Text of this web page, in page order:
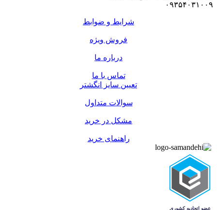
۰۹۳۵۴۰۳۱۰۰۹
شرایط و ضوابط
فروش ویژه
درباره ما
تماس با ما
تعیین سایز انگشتر
سوالات متداول
مشکل در خرید
راهنمای خرید